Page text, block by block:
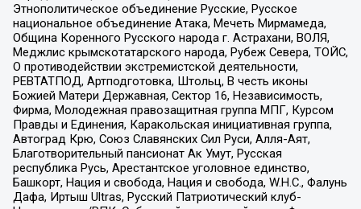
Этнополитическое объединение Русские, Русское
национальное объединение Атака, Мечеть Мирмамеда,
Община Коренного Русского народа г. Астрахани, ВОЛЯ,
Меджлис крымскотатарского народа, Рубеж Севера, ТОЙС,
О противодействии экстремистской деятельности,
РЕВТАТПОД, Артподготовка, Штольц, В честь иконы
Божией Матери Державная, Сектор 16, Независимость,
Фирма, Молодежная правозащитная группа МПГ, Курсом
Правды и Единения, Каракольская инициативная группа,
Автоград Крю, Союз Славянских Сил Руси, Алля-Аят,
Благотворительный пансионат Ак Умут, Русская
республика Русь, Арестантское уголовное единство,
Башкорт, Нация и свобода, Нация и свобода, W.H.С., Фалунь
Дафа, Иртыш Ultras, Русский Патриотический клуб-